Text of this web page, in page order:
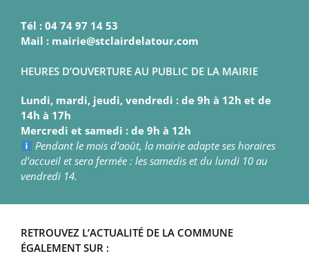
Tél : 04 74 97 14 53
Mail : mairie@stclairdelatour.com
HEURES D’OUVERTURE AU PUBLIC DE LA MAIRIE
Lundi, mardi, jeudi, vendredi : de 9h à 12h et de
14h à 17h
Mercredi et samedi : de 9h à 12h
Pendant le mois d’août, la mairie adapte ses horaires
d’accueil et sera fermée : les samedis et du lundi 10 au
vendredi 14.
RETROUVEZ L’ACTUALITÉ DE LA COMMUNE
ÉGALEMENT SUR :